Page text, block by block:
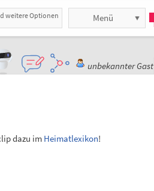
weitere Optionen Menü
unbekannter Gast
dazu im Heimatlexikon!